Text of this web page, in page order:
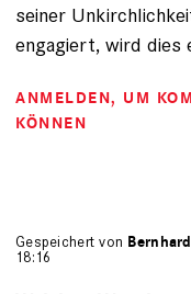
seiner
engagiert, wird dies
ANMELDEN, UM
KÖNNEN
Gespeichert von
18:16